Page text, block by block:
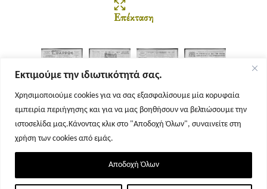
Εκτιμούμε την ιδιωτικότητά σας.
Χρησιμοποιούμε cookies για να σας εξασφαλίσουμε μία κορυφαία
εμπειρία περιήγησης και για να μας βοηθήσουν να βελτιώσουμε την
ιστοσελίδα μας.Κάνοντας κλικ στο "Αποδοχή Όλων", συναινείτε στη
χρήση των cookies από εμάς.
Αποδοχή Όλων
Επέκταση
Σελίδα 1 Σελίδα 2 Σελίδα 3 Σελίδα 4